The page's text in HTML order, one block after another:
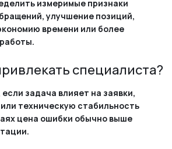
измеримые признаки
улучшение позиций,
времени или более
специалиста?
задача влияет на заявки,
техническую стабильность
цена ошибки обычно выше